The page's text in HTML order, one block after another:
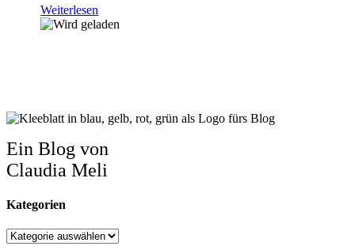
Weiterlesen
Ein Blog von
Claudia Meli
Kategorien
Kategorien